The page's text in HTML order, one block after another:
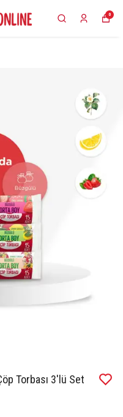
0
Torbası 3'lü Set